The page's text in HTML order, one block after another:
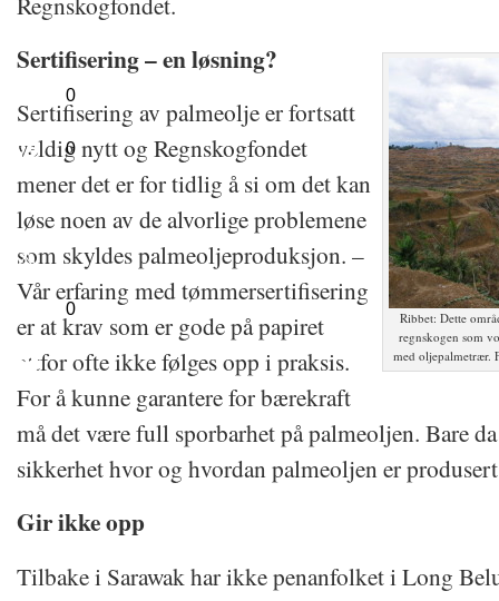
0
0
0
Ribbet: Dette
regnskogen som
med oljepalmetrær.
Sertifisering – en løsning?
Sertifisering av palmeolje er fortsatt
veldig nytt og Regnskogfondet
mener det er for tidlig å si om det kan
løse noen av de alvorlige problemene
som skyldes palmeoljeproduksjon. –
Vår erfaring med tømmersertifisering
er at krav som er gode på papiret
altfor ofte ikke følges opp i praksis.
For å kunne garantere for bærekraft
må det være full sporbarhet på palmeoljen. Bare
sikkerhet hvor og hvordan palmeoljen er
Gir ikke opp
Tilbake i Sarawak har ikke penanfolket i Long